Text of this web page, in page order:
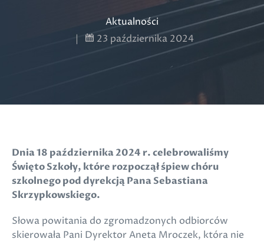
Aktualności
|
23 października 2024
Dnia 18 października 2024 r. celebrowaliśmy
Święto Szkoły, które rozpoczął śpiew chóru
szkolnego pod dyrekcją Pana Sebastiana
Skrzypkowskiego.
Słowa powitania do zgromadzonych odbiorców
skierowała Pani Dyrektor Aneta Mroczek, która nie